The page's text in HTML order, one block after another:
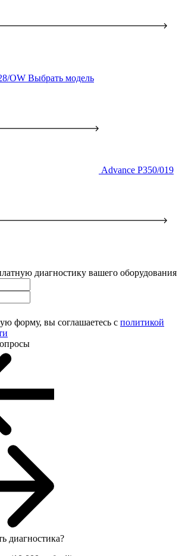
OW Выбрать модель
Advance P350/019
диагностику вашего оборудования
форму, вы соглашаетесь с политикой
диагностика?